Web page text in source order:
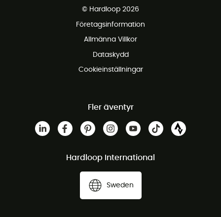
Gratis retur inom 100 dagar
© Hardloop 2026
Företagsinformation
Allmänna Villkor
Dataskydd
Cookieinställningar
Fler äventyr
Hardloop International
Sweden